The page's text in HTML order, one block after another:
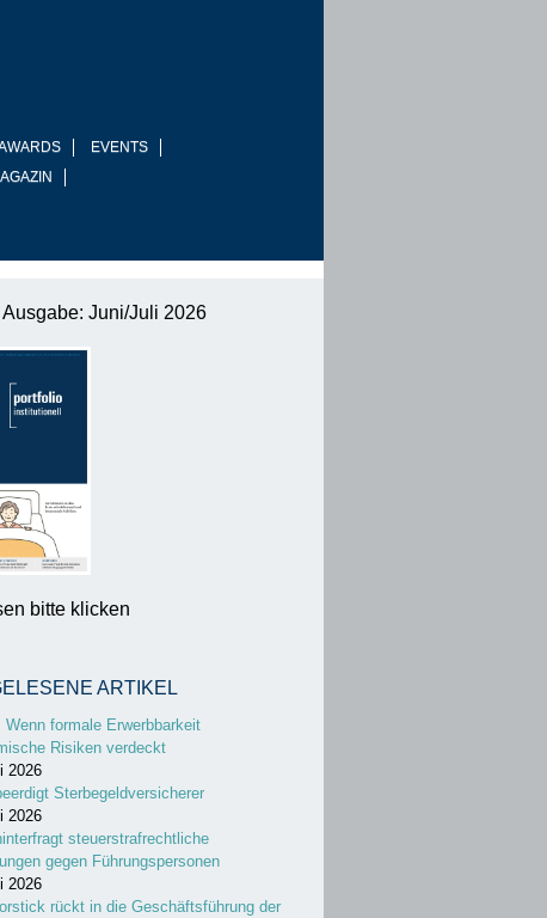
EVENTS
Juni/Juli 2026
bitte klicken
ARTIKEL
Wenn formale Erwerbbarkeit
Risiken verdeckt
2026
Sterbegeldversicherer
2026
steuerstrafrechtliche
gegen Führungspersonen
2026
rückt in die Geschäftsführung der